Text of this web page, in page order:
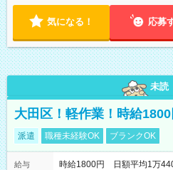
気になる！ 応募
未読
大田区！軽作業！時給1800
派遣 職種未経験OK ブランクOK
給与
時給1800円 日額平均1万